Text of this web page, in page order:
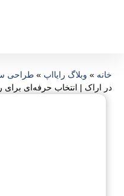
خانه » وبلاگ رایااپ » طراحی
در اراک | انتخاب حرفه‌ای